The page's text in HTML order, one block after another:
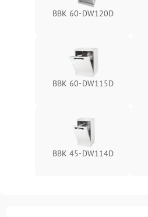
BBK 60-DW120D
BBK 60-DW115D
BBK 45-DW114D